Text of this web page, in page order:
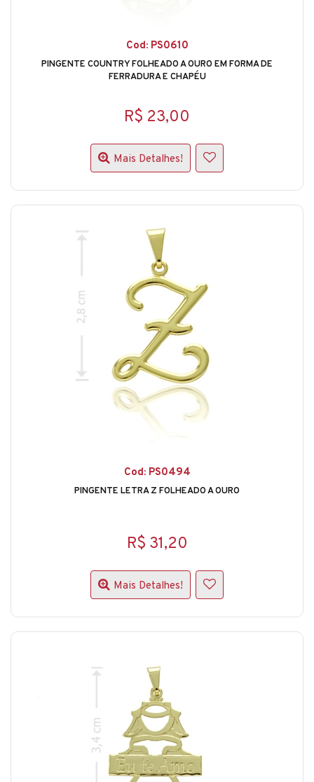
Cod: PS0610
PINGENTE COUNTRY FOLHEADO A OURO EM FORMA DE
FERRADURA E CHAPÉU
R$ 23,00
Mais Detalhes!
Cod: PS0494
PINGENTE LETRA Z FOLHEADO A OURO
R$ 31,20
Mais Detalhes!